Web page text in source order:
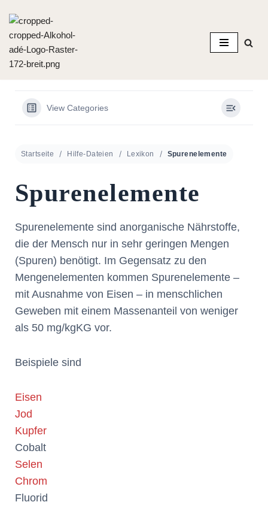
Zum
Inhalt
springen
View Categories
Startseite Hilfe-Dateien Lexikon Spurenelemente
Spurenelemente
Spurenelemente sind anorganische Nährstoffe,
die der Mensch nur in sehr geringen Mengen
(Spuren) benötigt. Im Gegensatz zu den
Mengenelementen kommen Spurenelemente –
mit Ausnahme von Eisen – in menschlichen
Geweben mit einem Massenanteil von weniger
als 50 mg/kgKG vor.
Beispiele sind
Eisen
Jod
Kupfer
Cobalt
Selen
Chrom
Fluorid